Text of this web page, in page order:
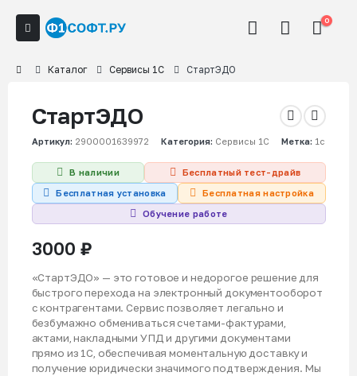
0
Каталог Сервисы 1С СтартЭДО
СтартЭДО
Артикул: 2900001639972 Категория: Сервисы 1С Метка: 1c
В наличии
Бесплатный тест-драйв
Бесплатная установка
Бесплатная настройка
Обучение работе
3000 ₽
«СтартЭДО» — это готовое и недорогое решение для
быстрого перехода на электронный документооборот
с контрагентами. Сервис позволяет легально и
безбумажно обмениваться счетами-фактурами,
актами, накладными УПД и другими документами
прямо из 1С, обеспечивая моментальную доставку и
получение юридически значимого подтверждения. Мы